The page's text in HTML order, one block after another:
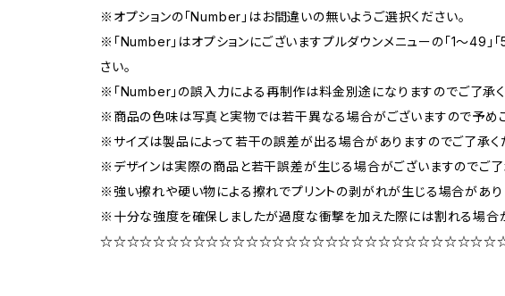
※オプションの「Number」はお間違いの無いようご選択ください。
※「Number」はオプションにございますプルダウンメニューの「1〜49
さい。
※「Number」の誤入力による再制作は料金別途になりますのでご了承く
※商品の色味は写真と実物では若干異なる場合がございますので予めご
※サイズは製品によって若干の誤差が出る場合がありますのでご了承く
※デザインは実際の商品と若干誤差が生じる場合がございますのでご了
※強い擦れや硬い物による擦れでプリントの剥がれが生じる場合があり
※十分な強度を確保しましたが過度な衝撃を加えた際には割れる場合